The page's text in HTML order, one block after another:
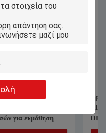
Αρρενωπό
ΥΠΟΛΟΓΙΣΤΗΣ
ODM cOem,
ΥΠΟΛΟΓΙΣΤΗΣ